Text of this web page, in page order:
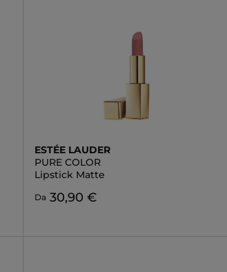
ESTÉE LAUDER
PURE COLOR
Lipstick Matte
Da 30,90 €